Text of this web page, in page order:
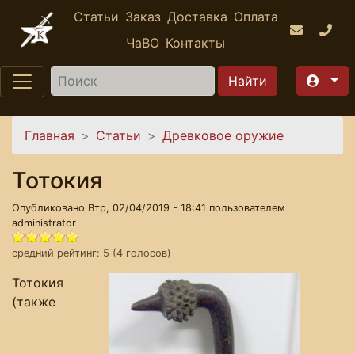
Перейти к основному содержанию
Статьи Заказ Доставка Оплата
ЧаВО Контакты
Найти
Вы здесь
Главная Статьи Древковое оружие
Тотокия
Опубликовано Втр, 02/04/2019 - 18:41 пользователем
administrator
средний рейтинг: 5 (4 голосов)
Тотокия
(также